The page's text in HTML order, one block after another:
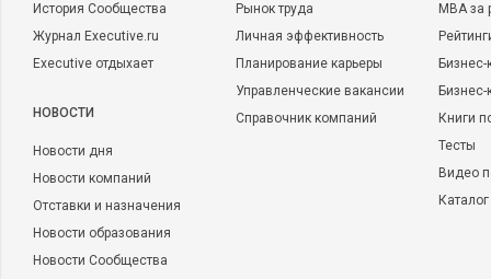
История Сообщества
Журнал Executive.ru
Executive отдыхает
НОВОСТИ
Новости дня
Новости компаний
Отставки и назначения
Новости образования
Новости Сообщества
Рынок труда
Личная эффективность
Планирование карьеры
Управленческие вакансии
Справочник компаний
MBA
Бизнес-
Книги
Тесты
Видео